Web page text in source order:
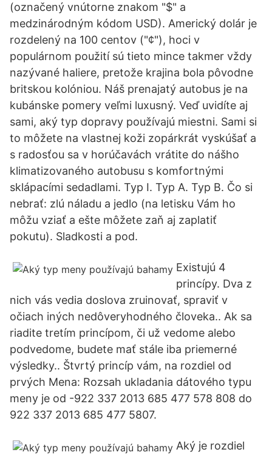
(označený vnútorne znakom "$" a
medzinárodným kódom USD). Americký dolár je
rozdelený na 100 centov ("¢"), hoci v
populárnom použití sú tieto mince takmer vždy
nazývané haliere, pretože krajina bola pôvodne
britskou kolóniou. Náš prenajatý autobus je na
kubánske pomery veľmi luxusný. Veď uvidíte aj
sami, aký typ dopravy používajú miestni. Sami si
to môžete na vlastnej koži zopárkrát vyskúšať a
s radosťou sa v horúčavách vrátite do nášho
klimatizovaného autobusu s komfortnými
sklápacími sedadlami. Typ I. Typ A. Typ B. Čo si
nebrať: zlú náladu a jedlo (na letisku Vám ho
môžu vziať a ešte môžete zaň aj zaplatiť
pokutu). Sladkosti a pod.
Existujú 4
princípy. Dva z
nich vás vedia doslova zruinovať, spraviť v
očiach iných nedôveryhodného človeka.. Ak sa
riadite tretím princípom, či už vedome alebo
podvedome, budete mať stále iba priemerné
výsledky.. Štvrtý princíp vám, na rozdiel od
prvých Mena: Rozsah ukladania dátového typu
meny je od -922 337 2013 685 477 578 808 do
922 337 2013 685 477 5807.
Aký je rozdiel